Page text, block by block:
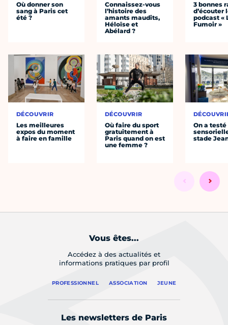
Où donner son
sang à Paris cet
été ?
DÉCOUVRIR
Les meilleures
expos du moment
à faire en famille
Connaissez-vous
l’histoire des
amants maudits,
Héloïse et
Abélard ?
DÉCOUVRIR
Où faire du sport
gratuitement à
Paris quand on est
une femme ?
3 bonnes
d’écouter
podcast «
Fumoir »
On a
stade
Vous êtes...
Accédez à des actualités et
informations pratiques par profil
PROFESSIONNEL ASSOCIATION JEUNE
Les newsletters de Paris